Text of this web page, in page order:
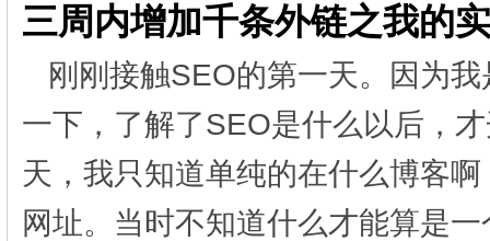
三周内增加千条外链之我的
刚刚接触SEO的第一天。因为
一下，了解了SEO是什么以后，
天，我只知道单纯的在什么博客
网址。当时不知道什么才能算是